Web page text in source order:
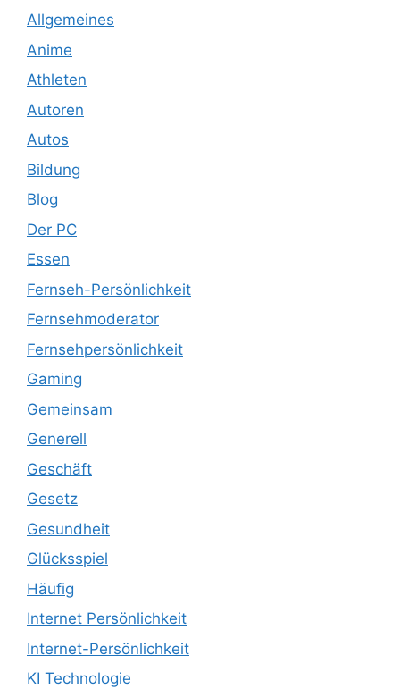
Allgemeines
Anime
Athleten
Autoren
Autos
Bildung
Blog
Der PC
Essen
Fernseh-Persönlichkeit
Fernsehmoderator
Fernsehpersönlichkeit
Gaming
Gemeinsam
Generell
Geschäft
Gesetz
Gesundheit
Glücksspiel
Häufig
Internet Persönlichkeit
Internet-Persönlichkeit
KI Technologie